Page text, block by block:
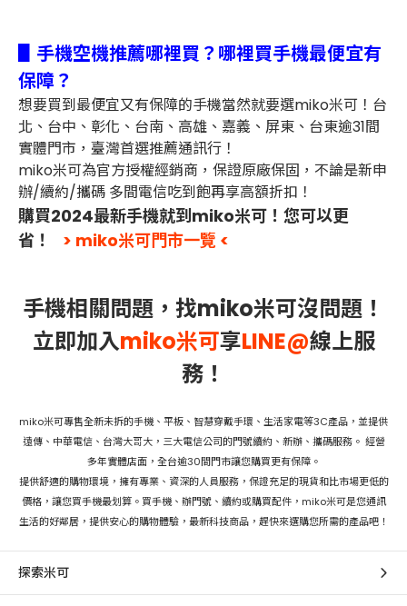
▋手機空機推薦哪裡買？哪裡買手機最便宜有
保障？
想要買到最便宜又有保障的手機當然就要選miko米可！台
北、台中、彰化、台南、高雄、嘉義、屏東、台東逾31間
實體門市，臺灣首選推薦通訊行！
miko米可為官方授權經銷商，保證原廠保固，不論是新申
辦/續約/攜碼 多間電信吃到飽再享高額折扣！
購買2024最新手機就到miko米可！您可以更
省！
> miko米可門市一覽 <
手機相關問題，找miko米可沒問題！
立即加入miko米可享LINE@線上服
務！
miko米可專售全新未拆的手機、平板、智慧穿戴手環、生活家電等3C產品，並提供
遠傳、中華電信、台灣大哥大，三大電信公司的門號續約、新辦、攜碼服務。 經營
多年實體店面，全台逾30間門市讓您購買更有保障。
提供舒適的購物環境，擁有專業、資深的人員服務，保證充足的現貨和比市場更低的
價格，讓您買手機最划算。買手機、辦門號、續約或購買配件，miko米可是您通訊
生活的好鄰居，提供安心的購物體驗，最新科技商品，趕快來選購您所需的產品吧！
探索米可